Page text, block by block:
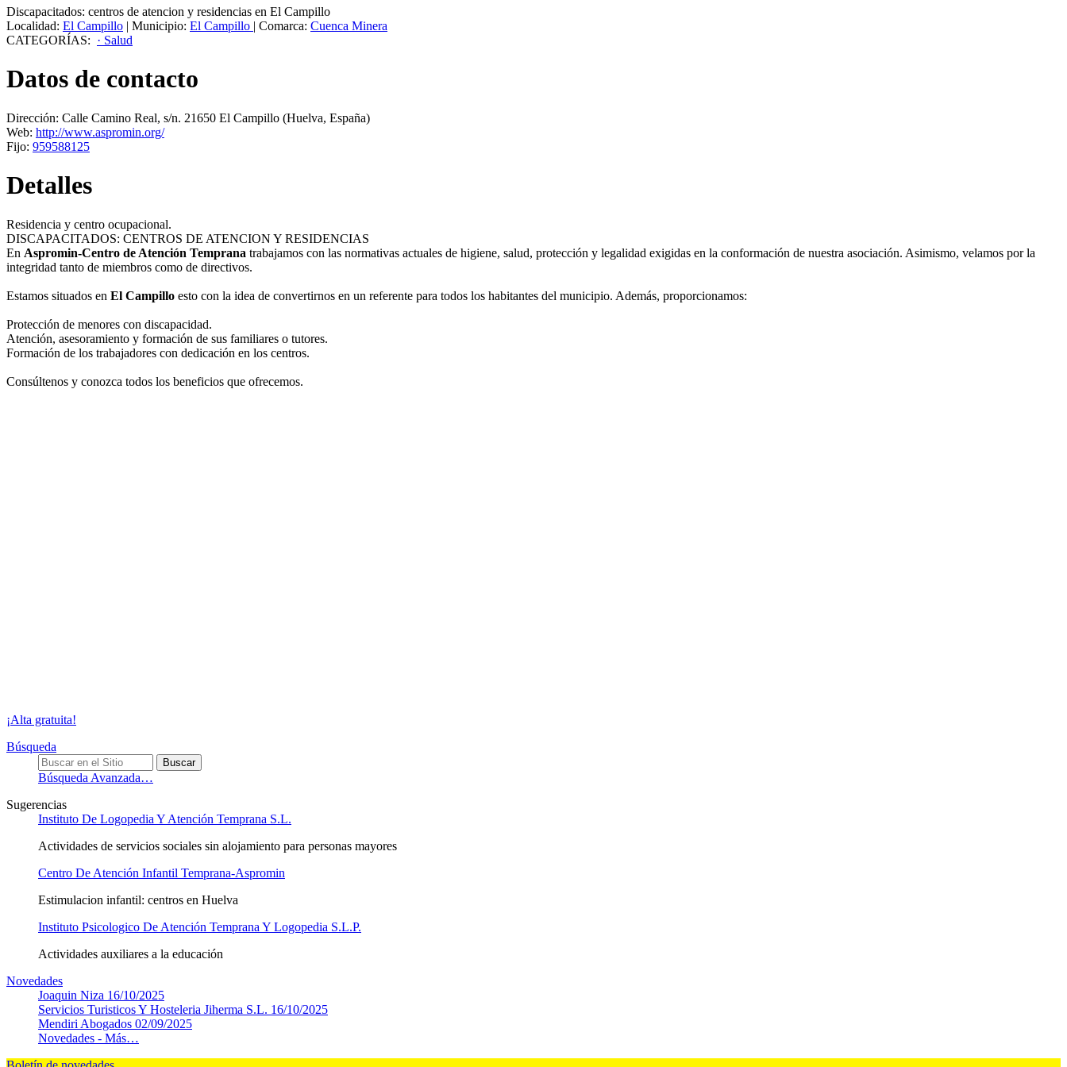
Discapacitados: centros de atencion y residencias en El Campillo
Localidad: El Campillo | Municipio: El Campillo | Comarca: Cuenca Minera
CATEGORÍAS: · Salud
Datos de contacto
Dirección: Calle Camino Real, s/n. 21650 El Campillo (Huelva, España)
Web: http://www.aspromin.org/
Fijo: 959588125
Detalles
Residencia y centro ocupacional.
DISCAPACITADOS: CENTROS DE ATENCION Y RESIDENCIAS
En Aspromin-Centro de Atención Temprana trabajamos con las normativas actuales de higiene, salud, protección y legalidad exigidas en la conformación de nuestra asociación. Asimismo, velamos por la
integridad tanto de miembros como de directivos.
Estamos situados en El Campillo esto con la idea de convertirnos en un referente para todos los habitantes del municipio. Además, proporcionamos:
Protección de menores con discapacidad.
Atención, asesoramiento y formación de sus familiares o tutores.
Formación de los trabajadores con dedicación en los centros.
Consúltenos y conozca todos los beneficios que ofrecemos.
¡Alta gratuita!
Búsqueda
Búsqueda Avanzada…
Sugerencias
Instituto De Logopedia Y Atención Temprana S.L.
Actividades de servicios sociales sin alojamiento para personas mayores
Centro De Atención Infantil Temprana-Aspromin
Estimulacion infantil: centros en Huelva
Instituto Psicologico De Atención Temprana Y Logopedia S.L.P.
Actividades auxiliares a la educación
Novedades
Joaquin Niza 16/10/2025
Servicios Turisticos Y Hosteleria Jiherma S.L. 16/10/2025
Mendiri Abogados 02/09/2025
Novedades - Más…